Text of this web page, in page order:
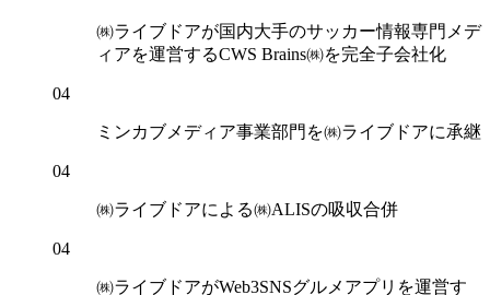
㈱ライブドアが国内大手のサッカー情報専門メデ
ィアを運営するCWS Brains㈱を完全子会社化
04
ミンカブメディア事業部門を㈱ライブドアに承継
04
㈱ライブドアによる㈱ALISの吸収合併
04
㈱ライブドアがWeb3SNSグルメアプリを運営す